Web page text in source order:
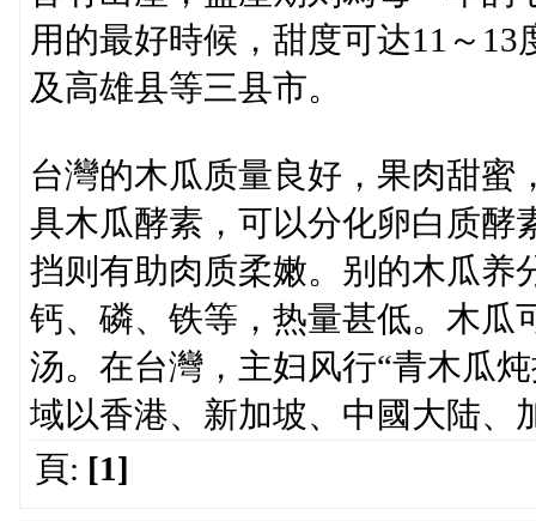
用的最好時候，甜度可达11～
及高雄县等三县市。
台灣的木瓜质量良好，果肉甜蜜
具木瓜酵素，可以分化卵白质酵
挡则有助肉质柔嫩。别的木瓜养
钙、磷、铁等，热量甚低。木瓜
汤。在台灣，主妇风行“青木瓜
域以香港、新加坡、中國大陆、
頁: [1]